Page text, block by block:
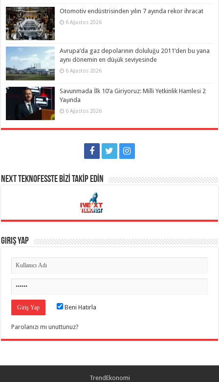
Otomotiv endüstrisinden yılın 7 ayında rekor ihracat
6 Ağustos 2026
Avrupa’da gaz depolarının doluluğu 2011’den bu yana
aynı dönemin en düşük seviyesinde
6 Ağustos 2026
Savunmada İlk 10’a Giriyoruz: Milli Yetkinlik Hamlesi 2
Yaşında
6 Ağustos 2026
NEXT TEKNOFESSTE BİZİ TAKİP EDİN
Giriş Yap
Beni Hatırla
Parolanızı mı unuttunuz?
TrendEkonomi